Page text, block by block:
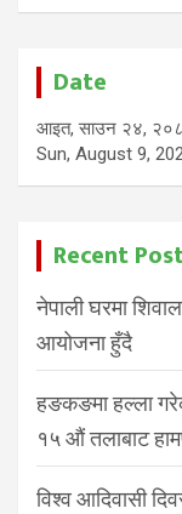
Date
आइत, साउन २४,
Sun, August 9,
Recent
नेपाली घरमा
आयोजना हुँदै
हङकङमा हल्ला
१५ औं तलाबाट
विश्व आदिवासी